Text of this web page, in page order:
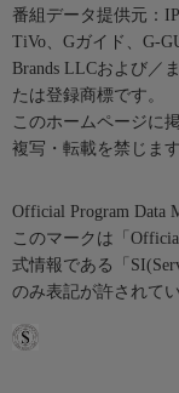
番組データ提供元：
TiVo、Gガイド、G-
Brands LLCおよび／
たは登録商標です。
このホームページに
複写・転載を禁じます
Official Program Data
このマークは「
式情報である「
のみ表記が許されて